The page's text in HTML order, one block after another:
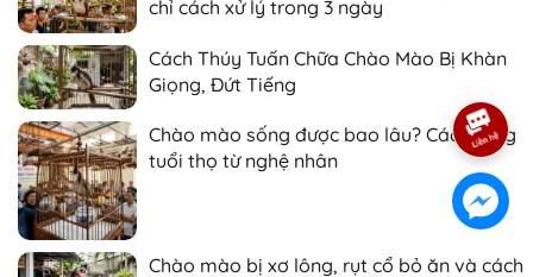
chỉ cách xử lý trong 3 ngày
Cách Thúy Tuấn Chữa Chào Mào Bị Khàn
Giọng, Đứt Tiếng
Chào mào sống được bao lâu? Cách tăng
tuổi thọ từ nghệ nhân
Chào mào bị xơ lông, rụt cổ bỏ ăn và cách